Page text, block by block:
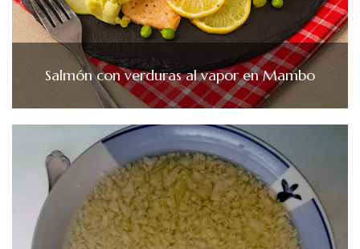
Salmón con verduras al vapor en Mambo